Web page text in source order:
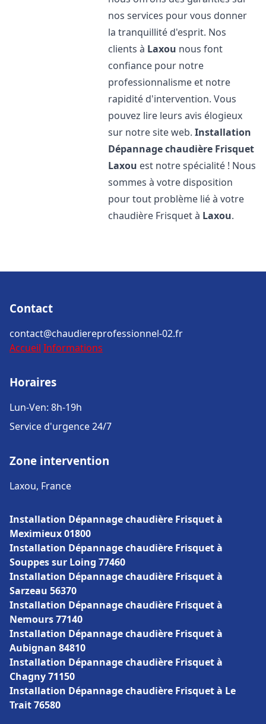
nos services pour vous donner
la tranquillité d'esprit. Nos
clients à Laxou nous font
confiance pour notre
professionnalisme et notre
rapidité d'intervention. Vous
pouvez lire leurs avis élogieux
sur notre site web.Installation
Dépannage chaudière Frisquet
Laxou est notre spécialité ! Nous
sommes à votre disposition
pour tout problème lié à votre
chaudière Frisquet à Laxou.
Contact
contact@chaudiereprofessionnel-02.fr
Accueil Informations
Horaires
Lun-Ven: 8h-19h
Service d'urgence 24/7
Zone intervention
Laxou, France
Installation Dépannage chaudière Frisquet à
Meximieux 01800
Installation Dépannage chaudière Frisquet à
Souppes sur Loing 77460
Installation Dépannage chaudière Frisquet à
Sarzeau 56370
Installation Dépannage chaudière Frisquet à
Nemours 77140
Installation Dépannage chaudière Frisquet à
Aubignan 84810
Installation Dépannage chaudière Frisquet à
Chagny 71150
Installation Dépannage chaudière Frisquet à Le
Trait 76580